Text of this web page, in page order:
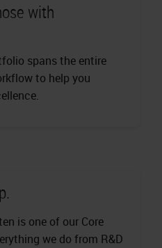
with
spans the entire
to help you
is one of our Core
we do from R&D